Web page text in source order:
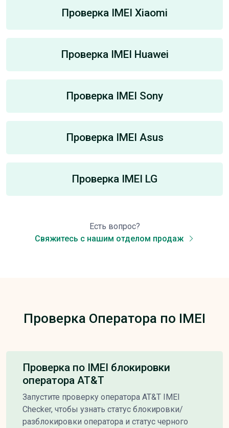
Проверка IMEI Xiaomi
Проверка IMEI Huawei
Проверка IMEI Sony
Проверка IMEI Asus
Проверка IMEI LG
Есть вопрос?
Свяжитесь с нашим отделом продаж
Проверка Оператора по IMEI
Проверка по IMEI блокировки
оператора AT&T
Запустите проверку оператора AT&T IMEI
Checker, чтобы узнать статус блокировки/
разблокировки оператора и статус черного